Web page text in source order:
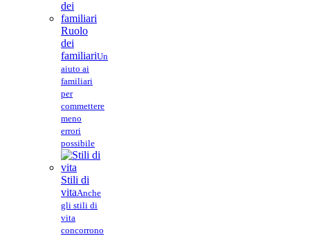
Ruolo
dei
familiariUn
aiuto ai
familiari
per
commettere
meno
errori
possibile
Stili di
vitaAnche
gli stili di
vita
concorrono